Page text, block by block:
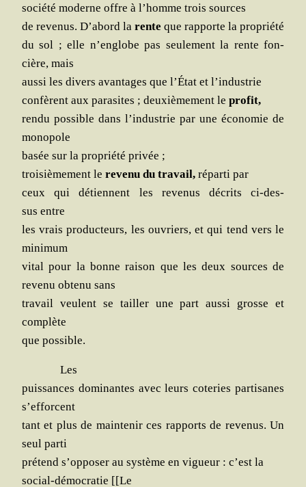
socié­té moderne offre à l’homme trois sources
de reve­nus. D’abord la rente que rap­porte la propriété
du sol ; elle n’englobe pas seule­ment la rente fon­
cière, mais
aus­si les divers avan­tages que l’État et l’industrie
confèrent aux para­sites ; deuxiè­me­ment le pro­fit,
ren­du pos­sible dans l’industrie par une éco­no­mie de
monopole
basée sur la pro­prié­té privée ;
troi­siè­me­ment le reve­nu du tra­vail, répar­ti par
ceux qui détiennent les reve­nus décrits ci-des­
sus entre
les vrais pro­duc­teurs, les ouvriers, et qui tend vers le
minimum
vital pour la bonne rai­son que les deux sources de
reve­nu obte­nu sans
tra­vail veulent se tailler une part aus­si grosse et
complète
que possible.
Les
puis­sances domi­nantes avec leurs cote­ries par­ti­sanes
s’efforcent
tant et plus de main­te­nir ces rap­ports de reve­nus. Un
seul parti
pré­tend s’opposer au sys­tème en vigueur : c’est la
social-démo­cra­tie [[Le